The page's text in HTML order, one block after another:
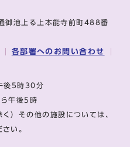
池上る上本能寺前町488番
各部署へのお問い合わせ
後5時30分
ら午後5時
）その他の施設については、
い。